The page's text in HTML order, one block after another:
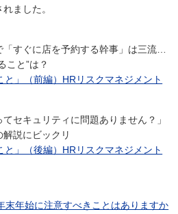
ました。
すぐに店を予約する幹事」は三流…
こと”は？
と」（前編）HRリスクマネジメント
セキュリティに問題ありません？」
説にビックリ
と」（後編）HRリスクマネジメント
末年始に注意すべきことはありますか